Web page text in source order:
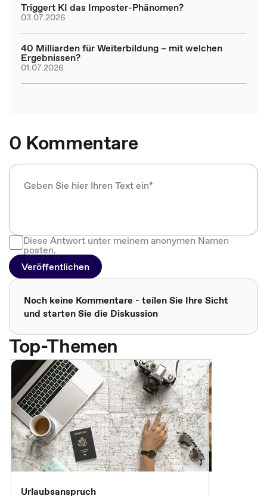
Triggert KI das Imposter-Phänomen?
03.07.2026
40 Milliarden für Weiterbildung – mit welchen
Ergebnissen?
01.07.2026
0 Kommentare
Diese Antwort unter meinem anonymen Namen
posten.
Veröffentlichen
Noch keine Kommentare - teilen Sie Ihre Sicht
und starten Sie die Diskussion
Top-Themen
Urlaubsanspruch